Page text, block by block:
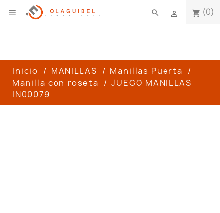
 shopping_cart (0)

search
Inicio MANILLAS
Manillas Puerta
Manilla con roseta
JUEGO MANILLAS
IN00079